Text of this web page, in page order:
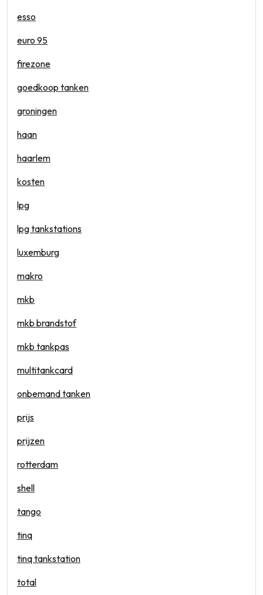
esso
euro 95
firezone
goedkoop tanken
groningen
haan
haarlem
kosten
lpg
lpg tankstations
luxemburg
makro
mkb
mkb brandstof
mkb tankpas
multitankcard
onbemand tanken
prijs
prijzen
rotterdam
shell
tango
tinq
tinq tankstation
total